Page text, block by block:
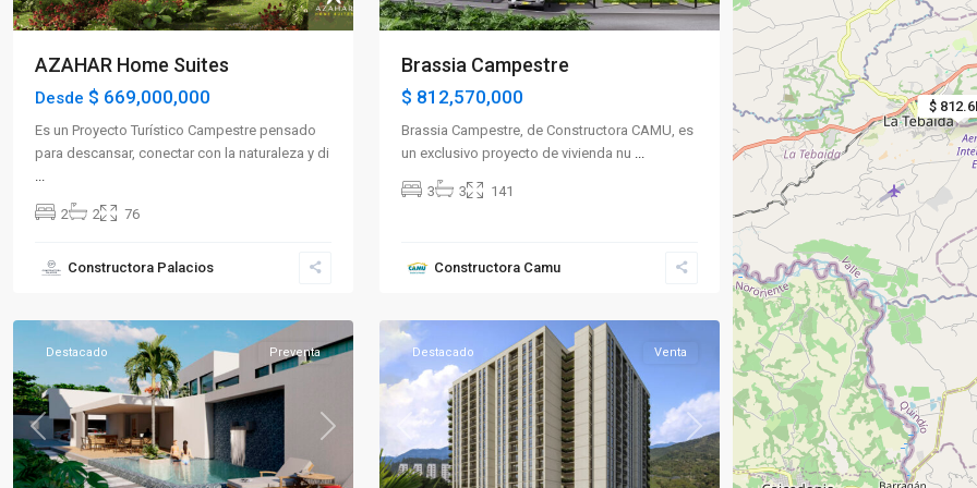
$
$
AZAHAR Home Suites
Desde $ 669,000,000
Es un Proyecto Turístico Campestre pensado
para descansar, conectar con la naturaleza y di
2 2 76
Constructora Palacios
Brassia Campestre
$ 812,570,000
Brassia Campestre, de Constructora CAMU, es
un exclusivo proyecto de vivienda nu ...
3 3 141
Constructora Camu
Previous Next
Destacado Preventa
Norte,
Previous Next
Destacado Venta